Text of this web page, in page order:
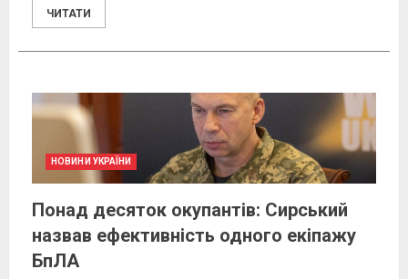
ЧИТАТИ
НОВИНИ УКРАЇНИ
Понад десяток окупантів: Сирський
назвав ефективність одного екіпажу
БпЛА